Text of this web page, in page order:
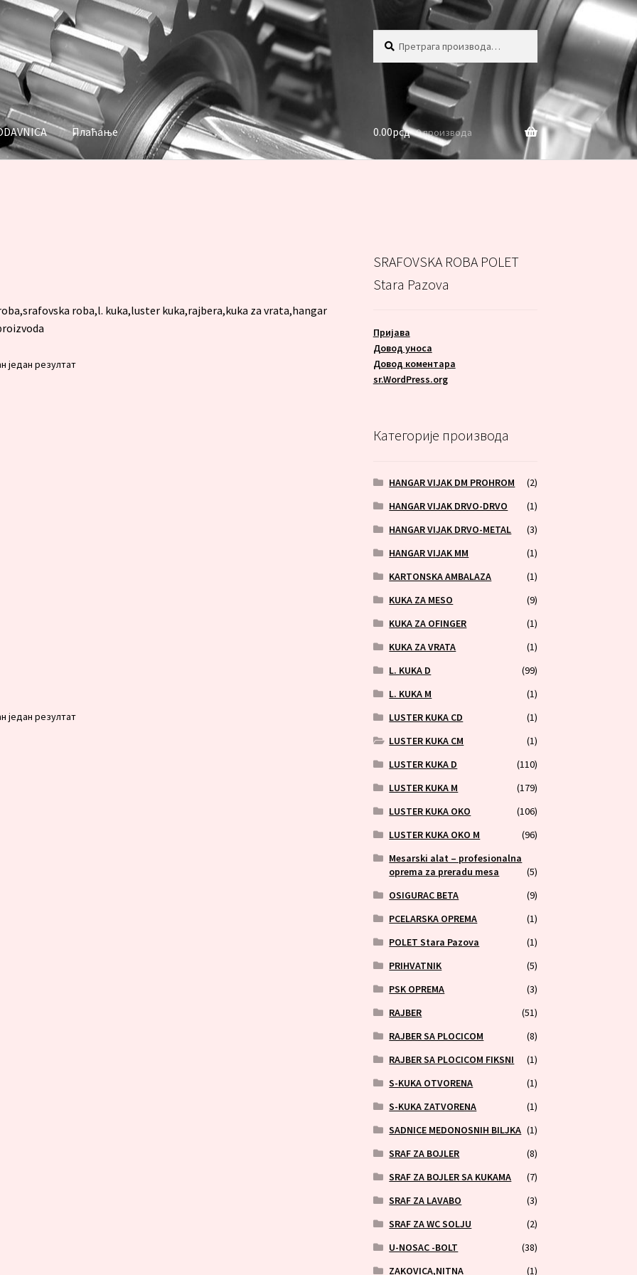
Плаћање 0.00рсд 0 производа
roba,l. kuka,luster kuka,rajbera,kuka za vrata,hangar
један резултат
један резултат
SRAFOVSKA ROBA POLET
Stara Pazova
Пријава
Довод уноса
Довод коментара
sr.WordPress.org
Категорије производа
HANGAR VIJAK DM PROHROM
(2)
HANGAR VIJAK DRVO-DRVO
(1)
HANGAR VIJAK DRVO-METAL
(3)
HANGAR VIJAK MM
(1)
KARTONSKA AMBALAZA
(1)
KUKA ZA MESO
(9)
KUKA ZA OFINGER
(1)
KUKA ZA VRATA
(1)
L. KUKA D
(99)
L. KUKA M
(1)
LUSTER KUKA CD
(1)
LUSTER KUKA CM
(1)
LUSTER KUKA D
(110)
LUSTER KUKA M
(179)
LUSTER KUKA OKO
(106)
LUSTER KUKA OKO M
(96)
Mesarski alat – profesionalna
oprema za preradu mesa
(5)
OSIGURAC BETA
(9)
PCELARSKA OPREMA
(1)
POLET Stara Pazova
(1)
PRIHVATNIK
(5)
PSK OPREMA
(3)
RAJBER
(51)
RAJBER SA PLOCICOM
(8)
RAJBER SA PLOCICOM FIKSNI
(1)
S-KUKA OTVORENA
(1)
S-KUKA ZATVORENA
(1)
SADNICE MEDONOSNIH BILJKA (1)
SRAF ZA BOJLER
(8)
SRAF ZA BOJLER SA KUKAMA
(7)
SRAF ZA LAVABO
(3)
SRAF ZA WC SOLJU
(2)
U-NOSAC -BOLT
(38)
ZAKOVICA,NITNA
(1)